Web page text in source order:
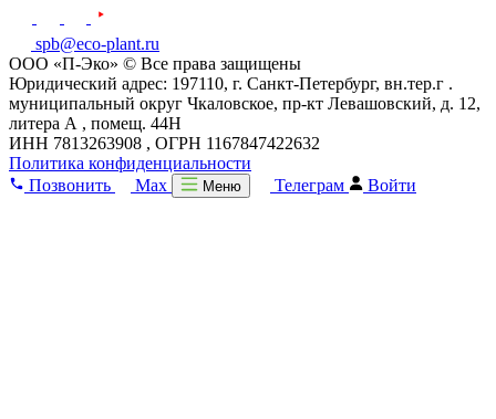
spb@eco-plant.ru
ООО «П-Эко» © Все права защищены
Юридический адрес: 197110, г. Санкт-Петербург, вн.тер.г .
муниципальный округ Чкаловское, пр-кт Левашовский, д. 12,
литера А , помещ. 44Н
ИНН 7813263908 , ОГРН 1167847422632
Политика конфиденциальности
Позвонить
Max Меню Телеграм Войти